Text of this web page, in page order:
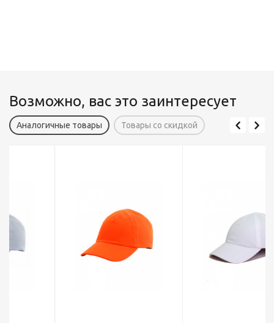
Возможно, вас это заинтересует
Аналогичные товары Товары со скидкой